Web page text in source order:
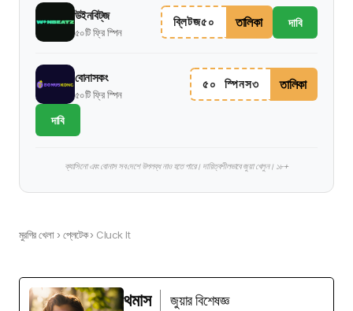
উইনবিট্‌জ
৫০টি ফ্রি স্পিন
ব্লিটজ৫০ তালিকা দাবি
বোনাসকং
৫০টি ফ্রি স্পিন
৫০ স্পিনস৩ তালিকা
দাবি
ক্যাসিনো এবং বোনাস সব দেশে উপলব্ধ নাও হতে পারে। দায়িত্বশীলভাবে জুয়া খেলুন। ১৮+
মুরগির খেলা› প্লেটেক› Cluck It
থমাস
জুয়ার বিশেষজ্ঞ